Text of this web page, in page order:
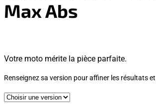
Max Abs
Votre moto mérite la pièce parfaite.
Renseignez sa version pour affiner les résultats